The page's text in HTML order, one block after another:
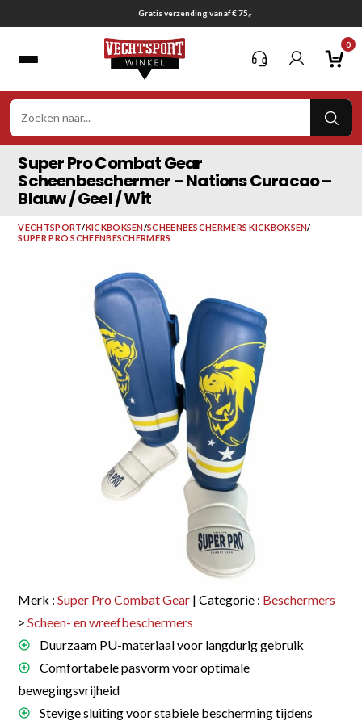
naar
Gratis verzending vanaf € 75,-
0
Super Pro Combat Gear
Scheenbeschermer – Nations Curacao –
Blauw / Geel / Wit
VECHTSPORT/KICKBOKSEN/SCHEENBESCHERMERS KICKBOKSEN/
SUPER PRO SCHEENBESCHERMERS
Merk :Super Pro Combat Gear | Categorie : Beschermers
>Scheen- en wreefbeschermers
Duurzaam PU-materiaal voor langdurig gebruik
Comfortabele pasvorm voor optimale
bewegingsvrijheid
Stevige sluiting voor stabiele bescherming tijdens